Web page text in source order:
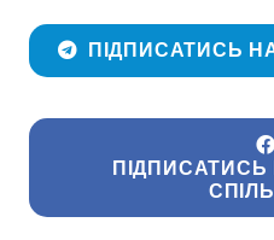
ПІДПИСАТИСЬ
ПІДПИСАТИСЬ